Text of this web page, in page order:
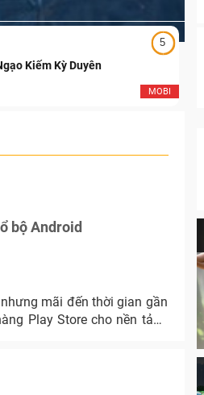
5
MOBI
Kiếm Kỳ Duyên
bộ Android
mãi đến thời gian gần
Play Store cho nền tảng